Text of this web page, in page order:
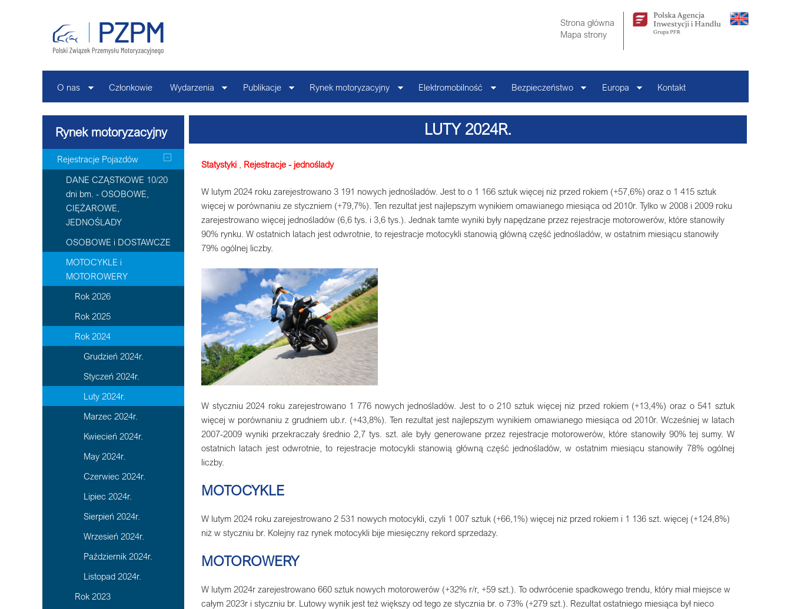
Strona główna
Mapa strony
O nas Członkowie Wydarzenia Publikacje Rynek motoryzacyjny Elektromobilność Bezpieczeństwo Europa Kontakt
Rynek motoryzacyjny
Rejestracje Pojazdów
DANE CZĄSTKOWE 10/20
dni bm. - OSOBOWE,
CIĘŻAROWE,
JEDNOŚLADY
OSOBOWE i DOSTAWCZE
MOTOCYKLE i
MOTOROWERY
Rok 2026
Rok 2025
Rok 2024
Grudzień 2024r.
Styczeń 2024r.
Luty 2024r.
Marzec 2024r.
Kwiecień 2024r.
May 2024r.
Czerwiec 2024r.
Lipiec 2024r.
Sierpień 2024r.
Wrzesień 2024r.
Październik 2024r.
Listopad 2024r.
Rok 2023
LUTY 2024R.
Statystyki Rejestracje - jednoślady
W lutym 2024 roku zarejestrowano 3 191 nowych jednośladów. Jest to o 1 166 sztuk więcej niż przed rokiem (+57,6%) oraz o 1 415 sztuk
więcej w porównaniu ze styczniem (+79,7%). Ten rezultat jest najlepszym wynikiem omawianego miesiąca od 2010r. Tylko w 2008 i 2009 roku
zarejestrowano więcej jednośladów (6,6 tys. i 3,6 tys.). Jednak tamte wyniki były napędzane przez rejestracje motorowerów, które stanowiły
90% rynku. W ostatnich latach jest odwrotnie, to rejestracje motocykli stanowią główną część jednośladów, w ostatnim miesiącu stanowiły
79% ogólnej liczby.
W styczniu 2024 roku zarejestrowano 1 776 nowych jednośladów. Jest to o 210 sztuk więcej niż przed rokiem (+13,4%) oraz o 541 sztuk
więcej w porównaniu z grudniem ub.r. (+43,8%). Ten rezultat jest najlepszym wynikiem omawianego miesiąca od 2010r. Wcześniej w latach
2007-2009 wyniki przekraczały średnio 2,7 tys. szt. ale były generowane przez rejestracje motorowerów, które stanowiły 90% tej sumy. W
ostatnich latach jest odwrotnie, to rejestracje motocykli stanowią główną część jednośladów, w ostatnim miesiącu stanowiły 78% ogólnej
liczby.
MOTOCYKLE
W lutym 2024 roku zarejestrowano 2 531 nowych motocykli, czyli 1 007 sztuk (+66,1%) więcej niż przed rokiem i 1 136 szt. więcej (+124,8%)
niż w styczniu br. Kolejny raz rynek motocykli bije miesięczny rekord sprzedaży.
MOTOROWERY
W lutym 2024r zarejestrowano 660 sztuk nowych motorowerów (+32% r/r, +59 szt.). To odwrócenie spadkowego trendu, który miał miejsce w
całym 2023r i styczniu br. Lutowy wynik jest też większy od tego ze stycznia br. o 73% (+279 szt.). Rezultat ostatniego miesiąca był nieco